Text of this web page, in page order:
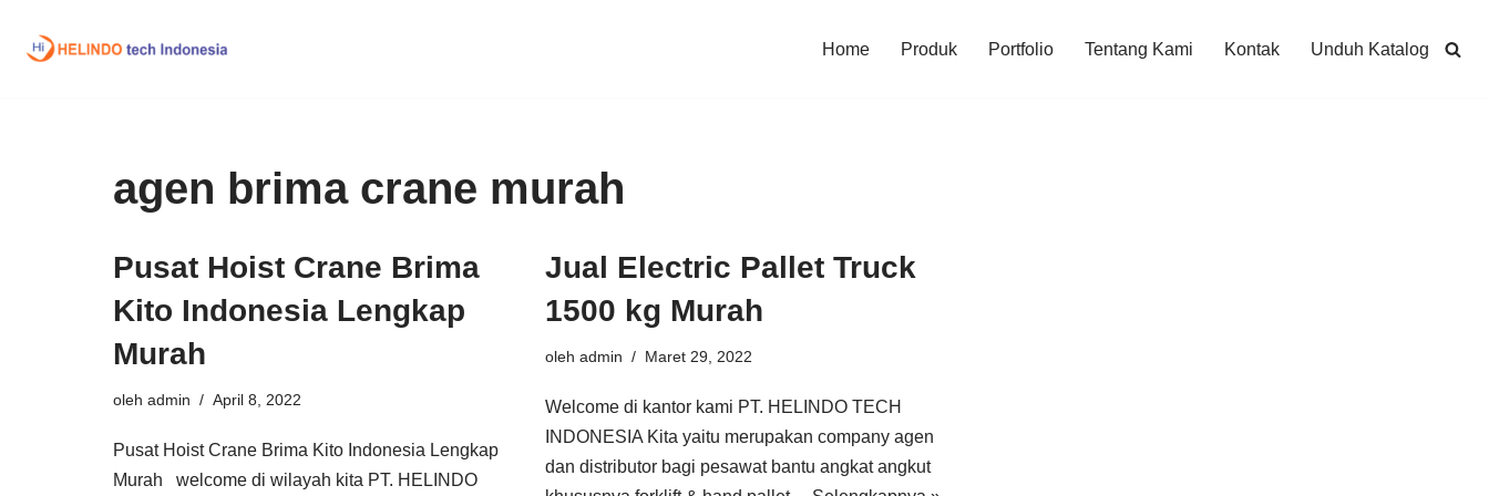
Lompat
Home Produk Portfolio Tentang Kami Kontak Unduh Katalog
agen brima crane murah
Pusat Hoist Crane Brima
Kito Indonesia Lengkap
Murah
oleh admin April 8, 2022
Pusat Hoist Crane Brima Kito Indonesia Lengkap
Murah welcome di wilayah kita PT. HELINDO
Jual Electric Pallet Truck
1500 kg Murah
oleh admin Maret 29, 2022
Welcome di kantor kami PT. HELINDO TECH
INDONESIA Kita yaitu merupakan company agen
dan distributor bagi pesawat bantu angkat angkut